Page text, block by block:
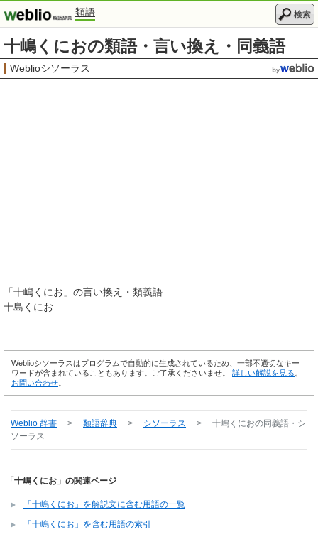
類語 検索
十嶋くにおの類語・言い換え・同義語
Weblioシソーラス
「十嶋くにお 」の言い換え・類義語
十島くにお
Weblioシソーラスはプログラムで自動的に生成されているため、一部不適切なキー
ワードが含まれていることもあります。ご了承くださいませ。 詳しい解説を見る
お問い合わせ
Weblio 辞書 > 類語辞典 > シソーラス > 十嶋くにおの同義語・シ
ソーラス
「十嶋くにお」の関連ページ
「十嶋くにお」を解説文に含む用語の一覧
「十嶋くにお」を含む用語の索引